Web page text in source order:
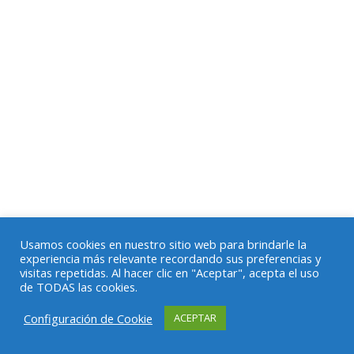
Usamos cookies en nuestro sitio web para brindarle la
experiencia más relevante recordando sus preferencias y
visitas repetidas. Al hacer clic en "Aceptar", acepta el uso
de TODAS las cookies.
Configuración de Cookie
ACEPTAR